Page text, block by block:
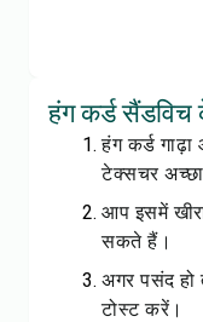
हंग कर्ड सैंडविच
हंग कर्ड गाढ़ा
टेक्सचर
आप इसमें
सकते हैं।
अगर पसंद हो
टोस्ट करें।